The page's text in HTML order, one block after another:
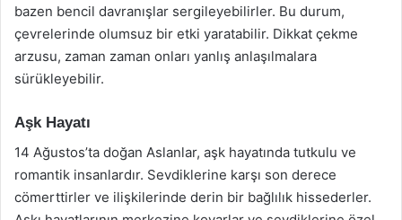
bazen bencil davranışlar sergileyebilirler. Bu durum,
çevrelerinde olumsuz bir etki yaratabilir. Dikkat çekme
arzusu, zaman zaman onları yanlış anlaşılmalara
sürükleyebilir.
Aşk Hayatı
14 Ağustos’ta doğan Aslanlar, aşk hayatında tutkulu ve
romantik insanlardır. Sevdiklerine karşı son derece
cömerttirler ve ilişkilerinde derin bir bağlılık hissederler.